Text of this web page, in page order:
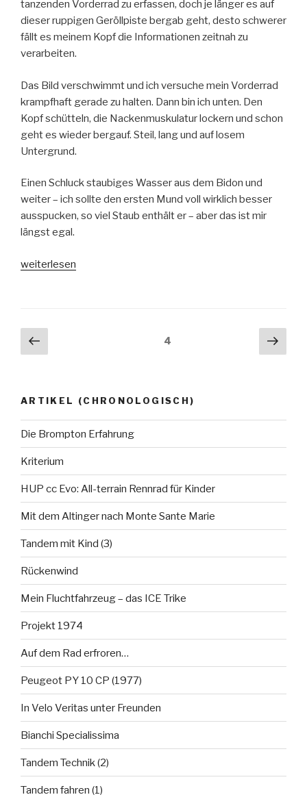
tanzenden Vorderrad zu erfassen, doch je länger es auf
dieser ruppigen Geröllpiste bergab geht, desto schwerer
fällt es meinem Kopf die Informationen zeitnah zu
verarbeiten.
Das Bild verschwimmt und ich versuche mein Vorderrad
krampfhaft gerade zu halten. Dann bin ich unten. Den
Kopf schütteln, die Nackenmuskulatur lockern und schon
geht es wieder bergauf. Steil, lang und auf losem
Untergrund.
Einen Schluck staubiges Wasser aus dem Bidon und
weiter – ich sollte den ersten Mund voll wirklich besser
ausspucken, so viel Staub enthält er – aber das ist mir
längst egal.
„L’Eroica
weiterlesen
Beitragsnavigation
Vorherige
Seite
4
ARTIKEL (CHRONOLOGISCH)
Die Brompton Erfahrung
Kriterium
HUP cc Evo: All-terrain Rennrad für Kinder
Mit dem Altinger nach Monte Sante Marie
Tandem mit Kind (3)
Rückenwind
Mein Fluchtfahrzeug – das ICE Trike
Projekt 1974
Auf dem Rad erfroren…
Peugeot PY 10 CP (1977)
In Velo Veritas unter Freunden
Bianchi Specialissima
Tandem Technik (2)
Tandem fahren (1)